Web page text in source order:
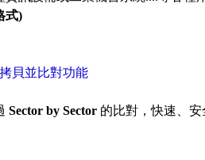
式)
貝並比對功能
Sector by Sector 的比對，快速、